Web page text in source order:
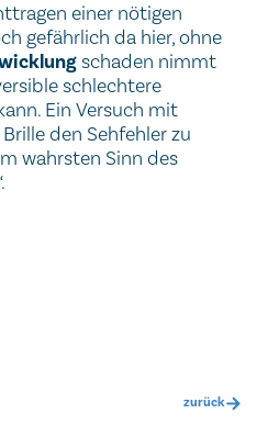
einer nötigen
gefährlich da hier, ohne
schaden nimmt
schlechtere
Ein Versuch mit
den Sehfehler zu
wahrsten Sinn des
zurück